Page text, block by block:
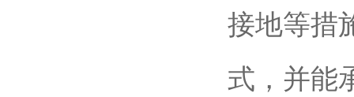
接地等措
式，并能